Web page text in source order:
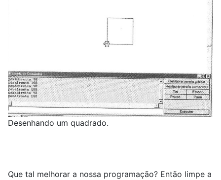
Desenhando um quadrado.
Que tal melhorar a nossa programação? Então limpe a